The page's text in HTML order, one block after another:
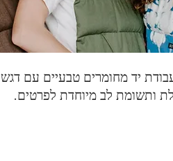
ותשומת לב מיוחדת לפרטים.